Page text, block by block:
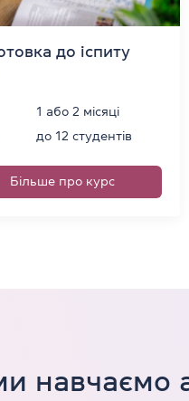
до іспиту
1 або 2 місяці
до 12 студентів
Більше про курс
навчаємо